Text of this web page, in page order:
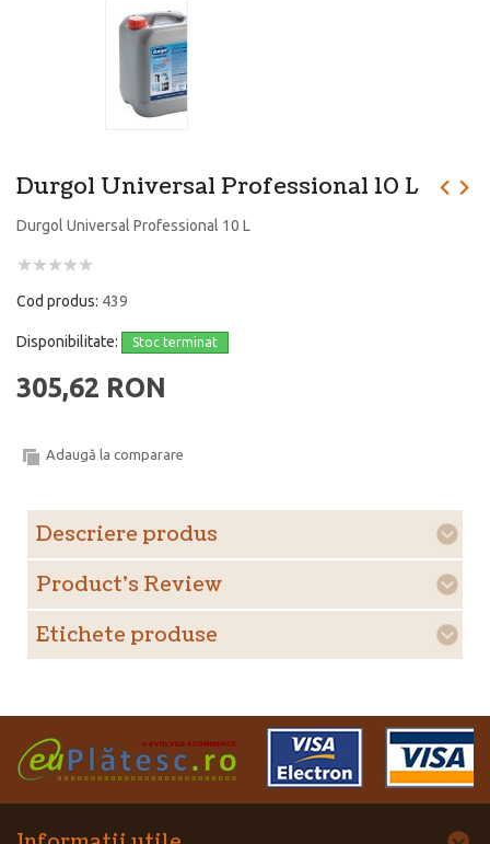
Durgol Universal Professional 10 L
Durgol Universal Professional 10 L
Cod produs: 439
Disponibilitate: Stoc terminat
305,62 RON
Adaugă la comparare
Descriere produs
Product's Review
Etichete produse